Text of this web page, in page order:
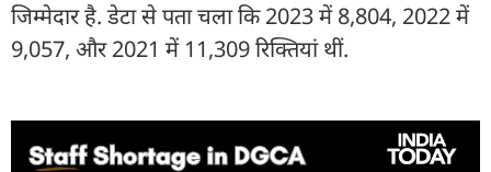
जिम्मेदार है. डेटा से पता चला कि 2023 में 8,804, 2022 में
9,057, और 2021 में 11,309 रिक्तियां थीं.